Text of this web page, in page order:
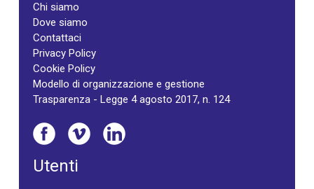
Chi siamo
Dove siamo
Contattaci
Privacy Policy
Cookie Policy
Modello di organizzazione e gestione
Trasparenza - Legge 4 agosto 2017, n. 124
Utenti